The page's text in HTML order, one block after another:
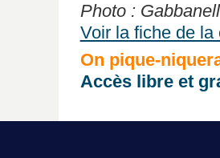
Photo :
Voir la fiche de la
On pique-
Accès libre et